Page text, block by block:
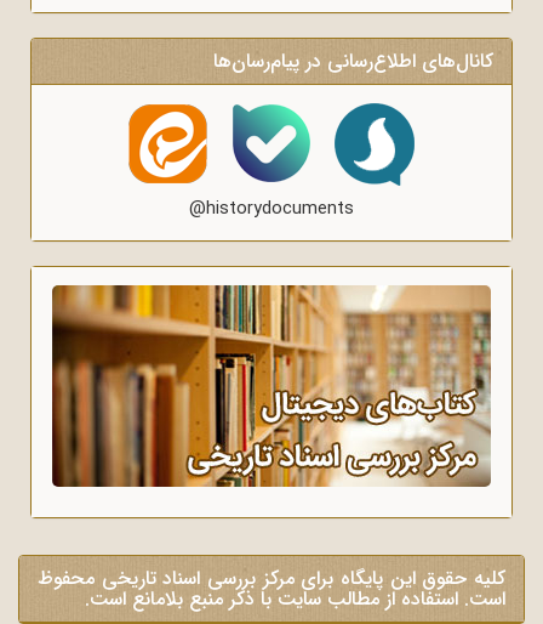
کانال‌های اطلاع‌رسانی در پیام‌رسان‌ها
@historydocuments
کلیه حقوق این پایگاه برای مرکز بررسی اسناد تاریخی محفوظ
است. استفاده از مطالب سایت با ذکر منبع بلامانع است.